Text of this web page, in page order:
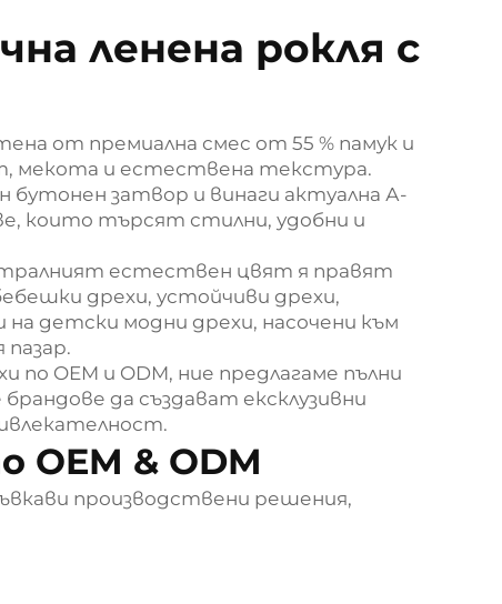
ленена рокля с
от премиална смес от 55 % памук и
мекота и естествена текстура.
бутонен затвор и винаги актуална А-
които търсят стилни, удобни и
естествен цвят я правят
дрехи, устойчиви дрехи,
детски модни дрехи, насочени към
пазар.
OEM и ODM, ние предлагаме пълни
да създават ексклузивни
OEM & ODM
производствени решения,